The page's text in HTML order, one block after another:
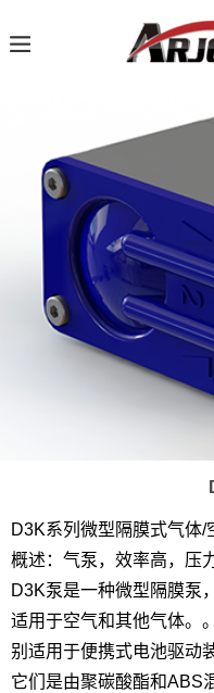
D3K系列微型隔膜式气体/
概述：气泵，效率高，压
D3K泵是一种微型隔膜泵
适用于空气和其他气体。
别适用于便携式电池驱动
它们是由聚碳酸酯和ABS